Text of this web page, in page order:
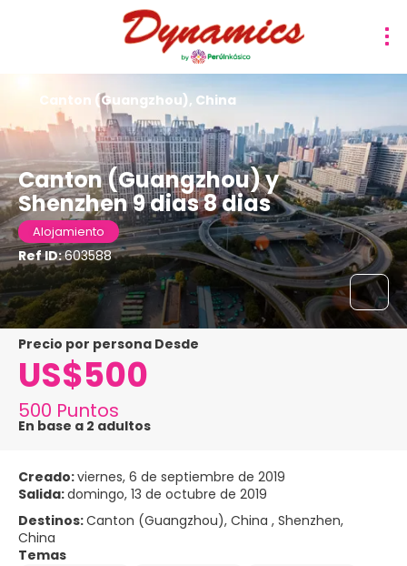
Canton (Guangzhou) y
Shenzhen 9 dias 8 dias
Alojamiento
Ref ID:603588
Canton (Guangzhou), China
precio por persona Desde
US$500
500 Puntos
En base a 2 adultos
Creado:viernes, 6 de septiembre de 2019
Salida:domingo, 13 de octubre de 2019
Destinos:Canton (Guangzhou), China , Shenzhen,
China
Temas